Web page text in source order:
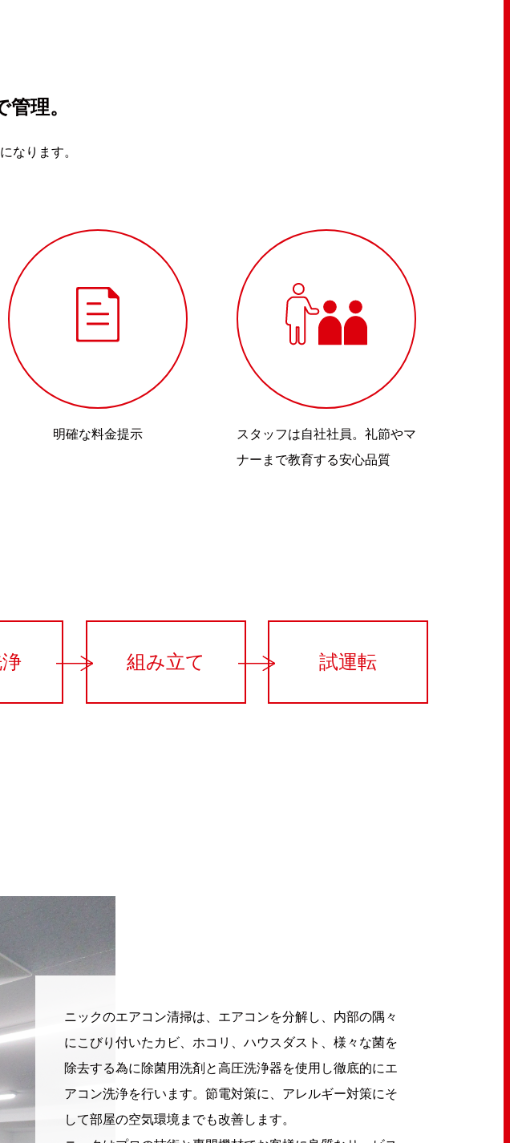
理。
なります。
明確な料金提示
スタッフは自社社員。礼節やマ
ナーまで教育する安心品質
組み立て 試運転
ニックのエアコン清掃は、エアコンを分解し、内部の隅々
にこびり付いたカビ、ホコリ、ハウスダスト、様々な菌を
除去する為に除菌用洗剤と高圧洗浄器を使用し徹底的にエ
アコン洗浄を行います。節電対策に、アレルギー対策にそ
して部屋の空気環境までも改善します。